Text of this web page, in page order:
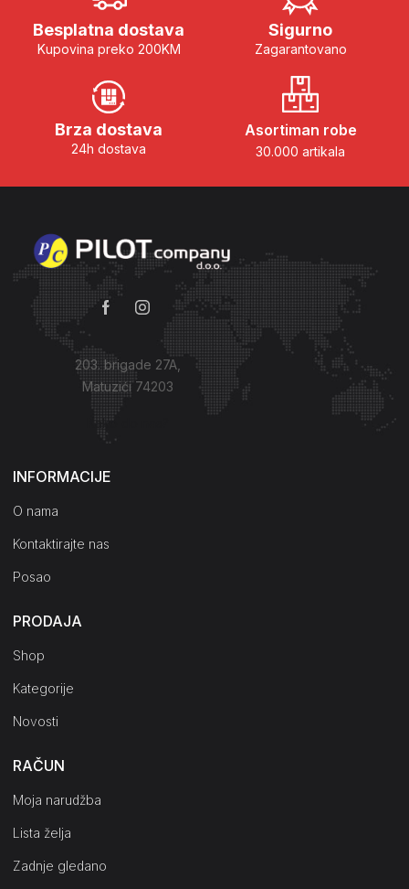
Besplatna dostava
Kupovina preko 200KM
Sigurno
Zagarantovano
Brza dostava
24h dostava
Asortiman robe
30.000 artikala
203. brigade 27A,
Matuzići 74203
Kako do nas?
INFORMACIJE
O nama
Kontaktirajte nas
Posao
PRODAJA
Shop
Kategorije
Novosti
RAČUN
Moja narudžba
Lista želja
Zadnje gledano